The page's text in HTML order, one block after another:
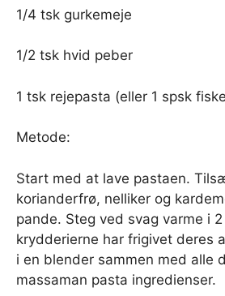
1/4 tsk gurkemeje
1/2 tsk hvid peber
1 tsk rejepasta (eller 1 spsk
Metode:
Start med at lave pastaen.
korianderfrø, nelliker og
pande. Steg ved svag varme i
krydderierne har frigivet deres
i en blender sammen med alle
massaman pasta ingredienser.